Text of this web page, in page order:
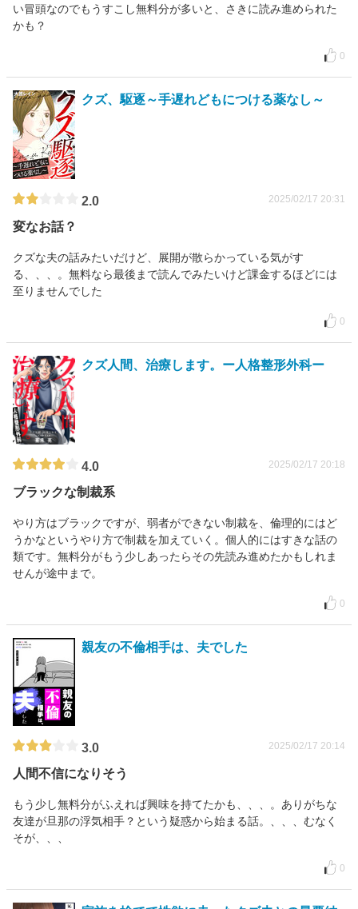
い冒頭なのでもうすこし無料分が多いと、さきに読み進められた
かも？
0
クズ、駆逐～手遅れどもにつける薬なし～
2.0 2025/02/17 20:31
変なお話？
クズな夫の話みたいだけど、展開が散らかっている気がす
る、、、。無料なら最後まで読んでみたいけど課金するほどには
至りませんでした
0
クズ人間、治療します。ー人格整形外科ー
4.0 2025/02/17 20:18
ブラックな制裁系
やり方はブラックですが、弱者ができない制裁を、倫理的にはど
うかなというやり方で制裁を加えていく。個人的にはすきな話の
類です。無料分がもう少しあったらその先読み進めたかもしれま
せんが途中まで。
0
親友の不倫相手は、夫でした
3.0 2025/02/17 20:14
人間不信になりそう
もう少し無料分がふえれば興味を持てたかも、、、。ありがちな
友達が旦那の浮気相手？という疑惑から始まる話。、、、むなく
そが、、、
0